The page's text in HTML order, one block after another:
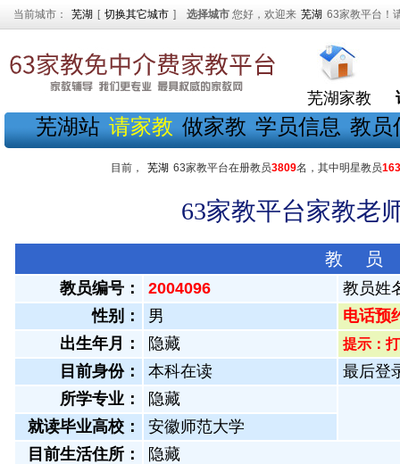
当前城市： 芜湖 [ 切换其它城市 ] 选择城市 您好，欢迎来 芜湖 63家教平台！
芜湖家教
芜湖站 请家教 做家教 学员信息 教员
目前， 芜湖 63家教平台在册教员3809名，其中明星教员163
63家教平台家教老
教 员
教员编号： 2004096
教员姓
性别：
男
电话预
出生年月：
隐藏 提示：
目前身份： 本科在读
最后登
所学专业：
隐藏
就读毕业高校：
安徽师范大学
目前生活住所：
隐藏